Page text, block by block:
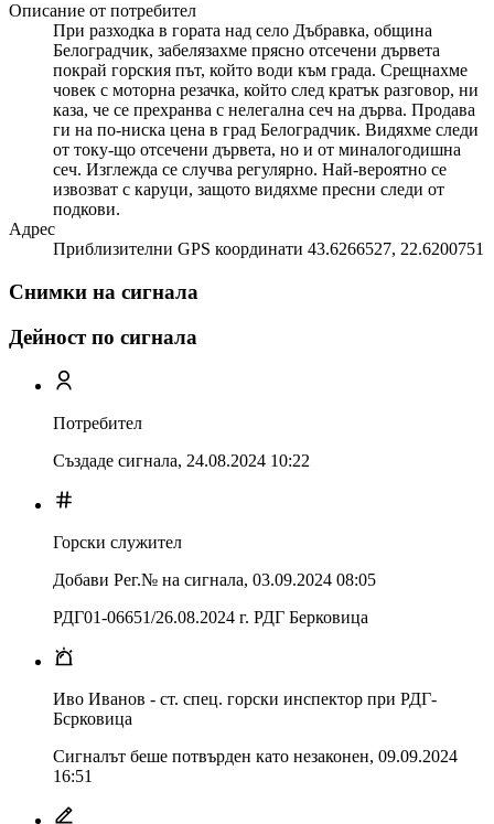
Описание от потребител
При разходка в гората над село Дъбравка, община
Белоградчик, забелязахме прясно отсечени дървета
покрай горския път, който води към града. Срещнахме
човек с моторна резачка, който след кратък разговор, ни
каза, че се прехранва с нелегална сеч на дърва. Продава
ги на по-ниска цена в град Белоградчик. Видяхме следи
от току-що отсечени дървета, но и от миналогодишна
сеч. Изглежда се случва регулярно. Най-вероятно се
извозват с каруци, защото видяхме пресни следи от
подкови.
Адрес
Приблизителни GPS координати 43.6266527, 22.6200751
Снимки на сигнала
Дейност по сигнала
Потребител
Създаде сигнала, 24.08.2024 10:22
Горски служител
Добави Рег.№ на сигнала, 03.09.2024 08:05
РДГ01-06651/26.08.2024 г. РДГ Берковица
Иво Иванов - ст. спец. горски инспектор при РДГ-
Бсрковица
Сигналът беше потвърден като незаконен, 09.09.2024
16:51